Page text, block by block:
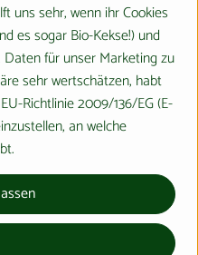
Bio 4.0“
und bio-dynamischen
AG durch beste
Geschmack aus. Die
um Verbrauchern mehr als
uns sehr, wenn ihr Cookies
es sogar Bio-Kekse!) und
für unser Marketing zu
sehr wertschätzen, habt
Richtlinie 2009/136/EG (E-
an welche